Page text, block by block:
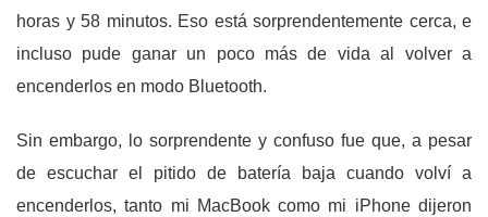
horas y 58 minutos. Eso está sorprendentemente cerca, e
incluso pude ganar un poco más de vida al volver a
encenderlos en modo Bluetooth.
Sin embargo, lo sorprendente y confuso fue que, a pesar
de escuchar el pitido de batería baja cuando volví a
encenderlos, tanto mi MacBook como mi iPhone dijeron